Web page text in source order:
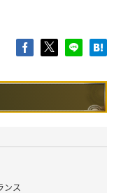
ンス